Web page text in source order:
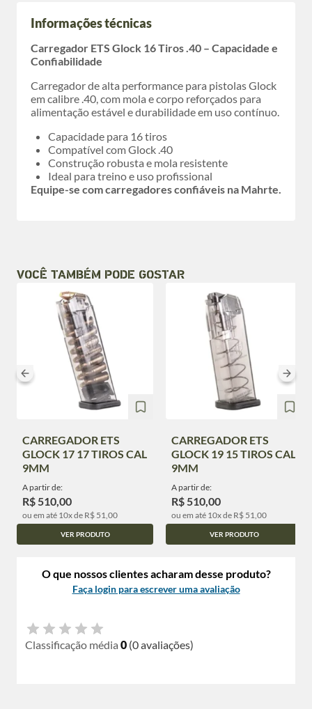
Informações técnicas
Carregador ETS Glock 16 Tiros .40 – Capacidade e
Confiabilidade
Carregador de alta performance para pistolas Glock
em calibre .40, com mola e corpo reforçados para
alimentação estável e durabilidade em uso contínuo.
Capacidade para 16 tiros
Compatível com Glock .40
Construção robusta e mola resistente
Ideal para treino e uso profissional
Equipe-se com carregadores confiáveis na Mahrte.
VOCÊ TAMBÉM PODE GOSTAR
CARREGADOR ETS
GLOCK 17 17 TIROS CAL
9MM
A partir de:
R$ 510,00
ou em até 10x de R$ 51,00
VER PRODUTO
CARREGADOR ETS
GLOCK 19 15 TIROS CAL
9MM
A partir de:
R$ 510,00
ou em até 10x de R$ 51,00
VER PRODUTO
O que nossos clientes acharam desse produto?
Faça login para escrever uma avaliação
Classificação média 0 (0 avaliações)